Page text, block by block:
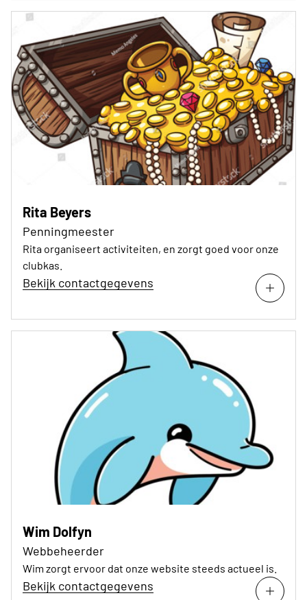
Rita Beyers
Penningmeester
Rita organiseert activiteiten, en zorgt goed voor onze
clubkas.
Bekijk contactgegevens
Wim Dolfyn
Webbeheerder
Wim zorgt ervoor dat onze website steeds actueel is.
Bekijk contactgegevens